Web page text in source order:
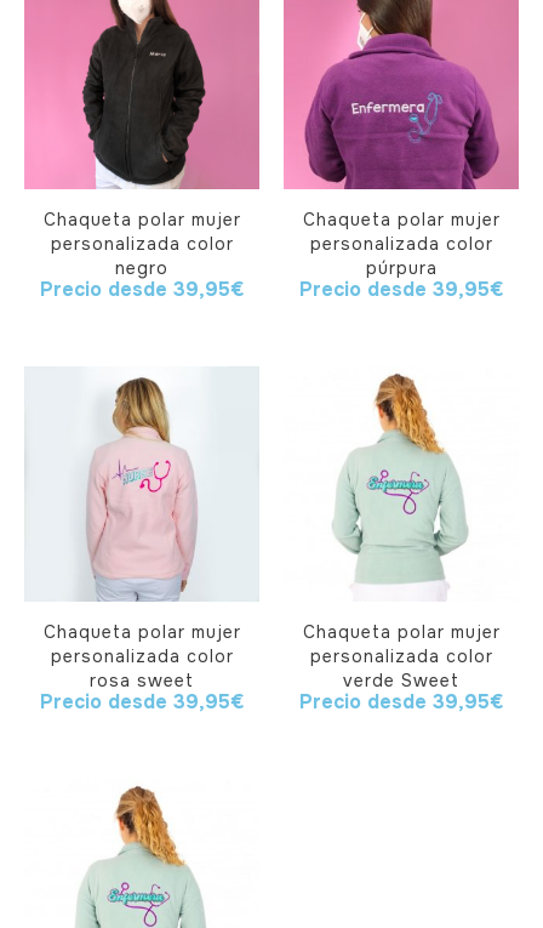
Chaqueta polar mujer
personalizada color
negro
Precio desde 39,95€
Chaqueta polar mujer
personalizada color
púrpura
Precio desde 39,95€
Chaqueta polar mujer
personalizada color
rosa sweet
Precio desde 39,95€
Chaqueta polar mujer
personalizada color
verde Sweet
Precio desde 39,95€